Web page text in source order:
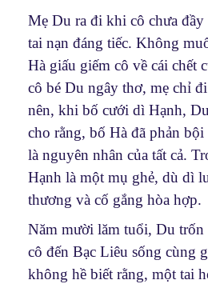
Mẹ Du ra đi khi cô chưa
tai nạn đáng tiếc. Không
Hà giấu giếm cô về cái chết
cô bé Du ngây thơ, mẹ chỉ
nên, khi bố cưới dì Hạnh,
cho rằng, bố Hà đã phản
là nguyên nhân của tất cả.
Hạnh là một mụ ghẻ, dù dì
thương và cố gắng hòa hợp.
Năm mười lăm tuổi, Du
cô đến Bạc Liêu sống cùng
không hề biết rằng, một tai